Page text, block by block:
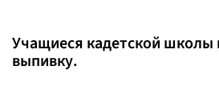
Учащиеся кадетской школы
выпивку.